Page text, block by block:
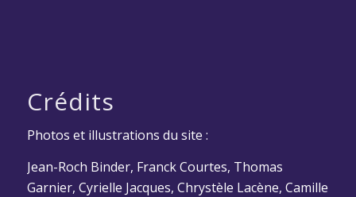
Crédits
Photos et illustrations du site :
Jean-Roch Binder, Franck Courtes, Thomas
Garnier, Cyrielle Jacques, Chrystèle Lacène, Camille